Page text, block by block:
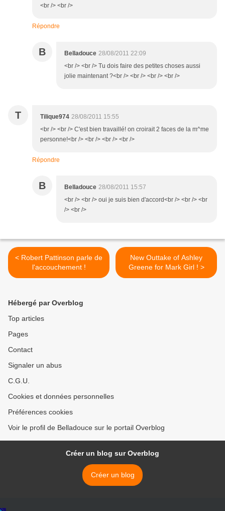
<br /> <br />
Répondre
B Belladouce 28/08/2011 22:09
<br /> <br /> Tu dois faire des petites choses aussi
jolie maintenant ?<br /> <br /> <br /> <br />
T Tilique974 28/08/2011 15:55
<br /> <br /> C'est bien travaillé! on croirait 2 faces de la m^me
personne!<br /> <br /> <br /> <br />
Répondre
B Belladouce 28/08/2011 15:57
<br /> <br /> oui je suis bien d'accord<br /> <br /> <br
/> <br />
< Robert Pattinson parle de
l'accouchement !
New Outtake of Ashley
Greene for Mark Girl ! >
Hébergé par Overblog
Top articles
Pages
Contact
Signaler un abus
C.G.U.
Cookies et données personnelles
Préférences cookies
Voir le profil de Belladouce sur le portail Overblog
Créer un blog sur Overblog
Créer un blog